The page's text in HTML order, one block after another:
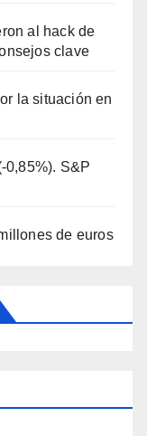
al hack de
clave
la situación en
0,85%). S&P
de euros